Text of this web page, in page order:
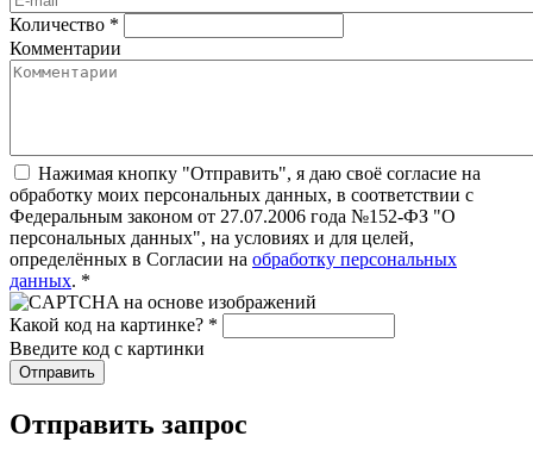
Количество *
Комментарии
Нажимая кнопку "Отправить", я даю своё согласие на
обработку моих персональных данных, в соответствии с
Федеральным законом от 27.07.2006 года №152-ФЗ "О
персональных данных", на условиях и для целей,
определённых в Согласии на обработку персональных
данных. *
Какой код на картинке? *
Введите код с картинки
Отправить запрос